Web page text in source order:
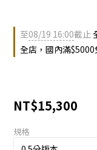
至08/19 16:00截止
全店，國內滿
NT$15,300
規格